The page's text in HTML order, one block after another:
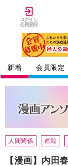
ログイン
会員登録
新着 会員限定
人間関係 連載
【漫画】内田